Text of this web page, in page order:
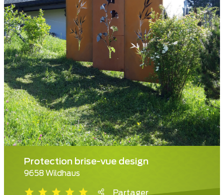
Protection brise-vue design
9658 Wildhaus
Partager